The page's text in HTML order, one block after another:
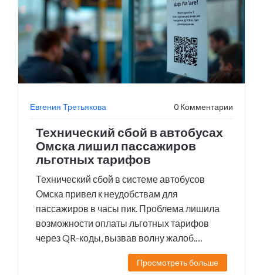
Евгения Третьякова 0 Комментарии
Технический сбой в автобусах
Омска лишил пассажиров
льготных тарифов
Технический сбой в системе автобусов
Омска привел к неудобствам для
пассажиров в часы пик. Проблема лишила
возможности оплаты льготных тарифов
через QR-коды, вызвав волну жалоб.
Власти признали проблему и работают над
ее устранением. Пострадавшие пассажиры
Просмотреть больше